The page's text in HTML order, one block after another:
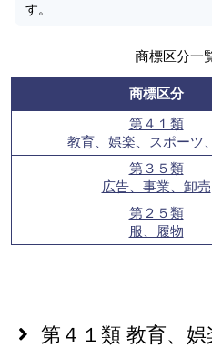
す。
商標区分一
商標区分
第４１類
教育、娯楽、スポーツ
第３５類
広告、事業、卸売
第２５類
服、履物
第４１類 教育、